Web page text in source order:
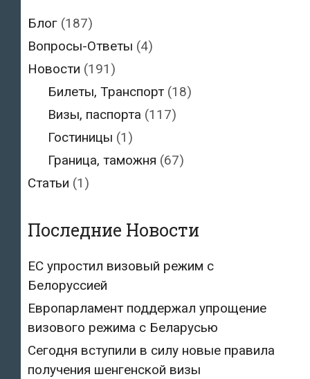
Блог (187)
Вопросы-Ответы (4)
Новости (191)
Билеты, Транспорт(18)
Визы, паспорта (117)
Гостиницы (1)
Граница, таможня (67)
Статьи (1)
Последние Новости
ЕС упростил визовый режим с
Белоруссией
Европарламент поддержал упрощение
визового режима с Беларусью
Сегодня вступили в силу новые правила
получения шенгенской визы